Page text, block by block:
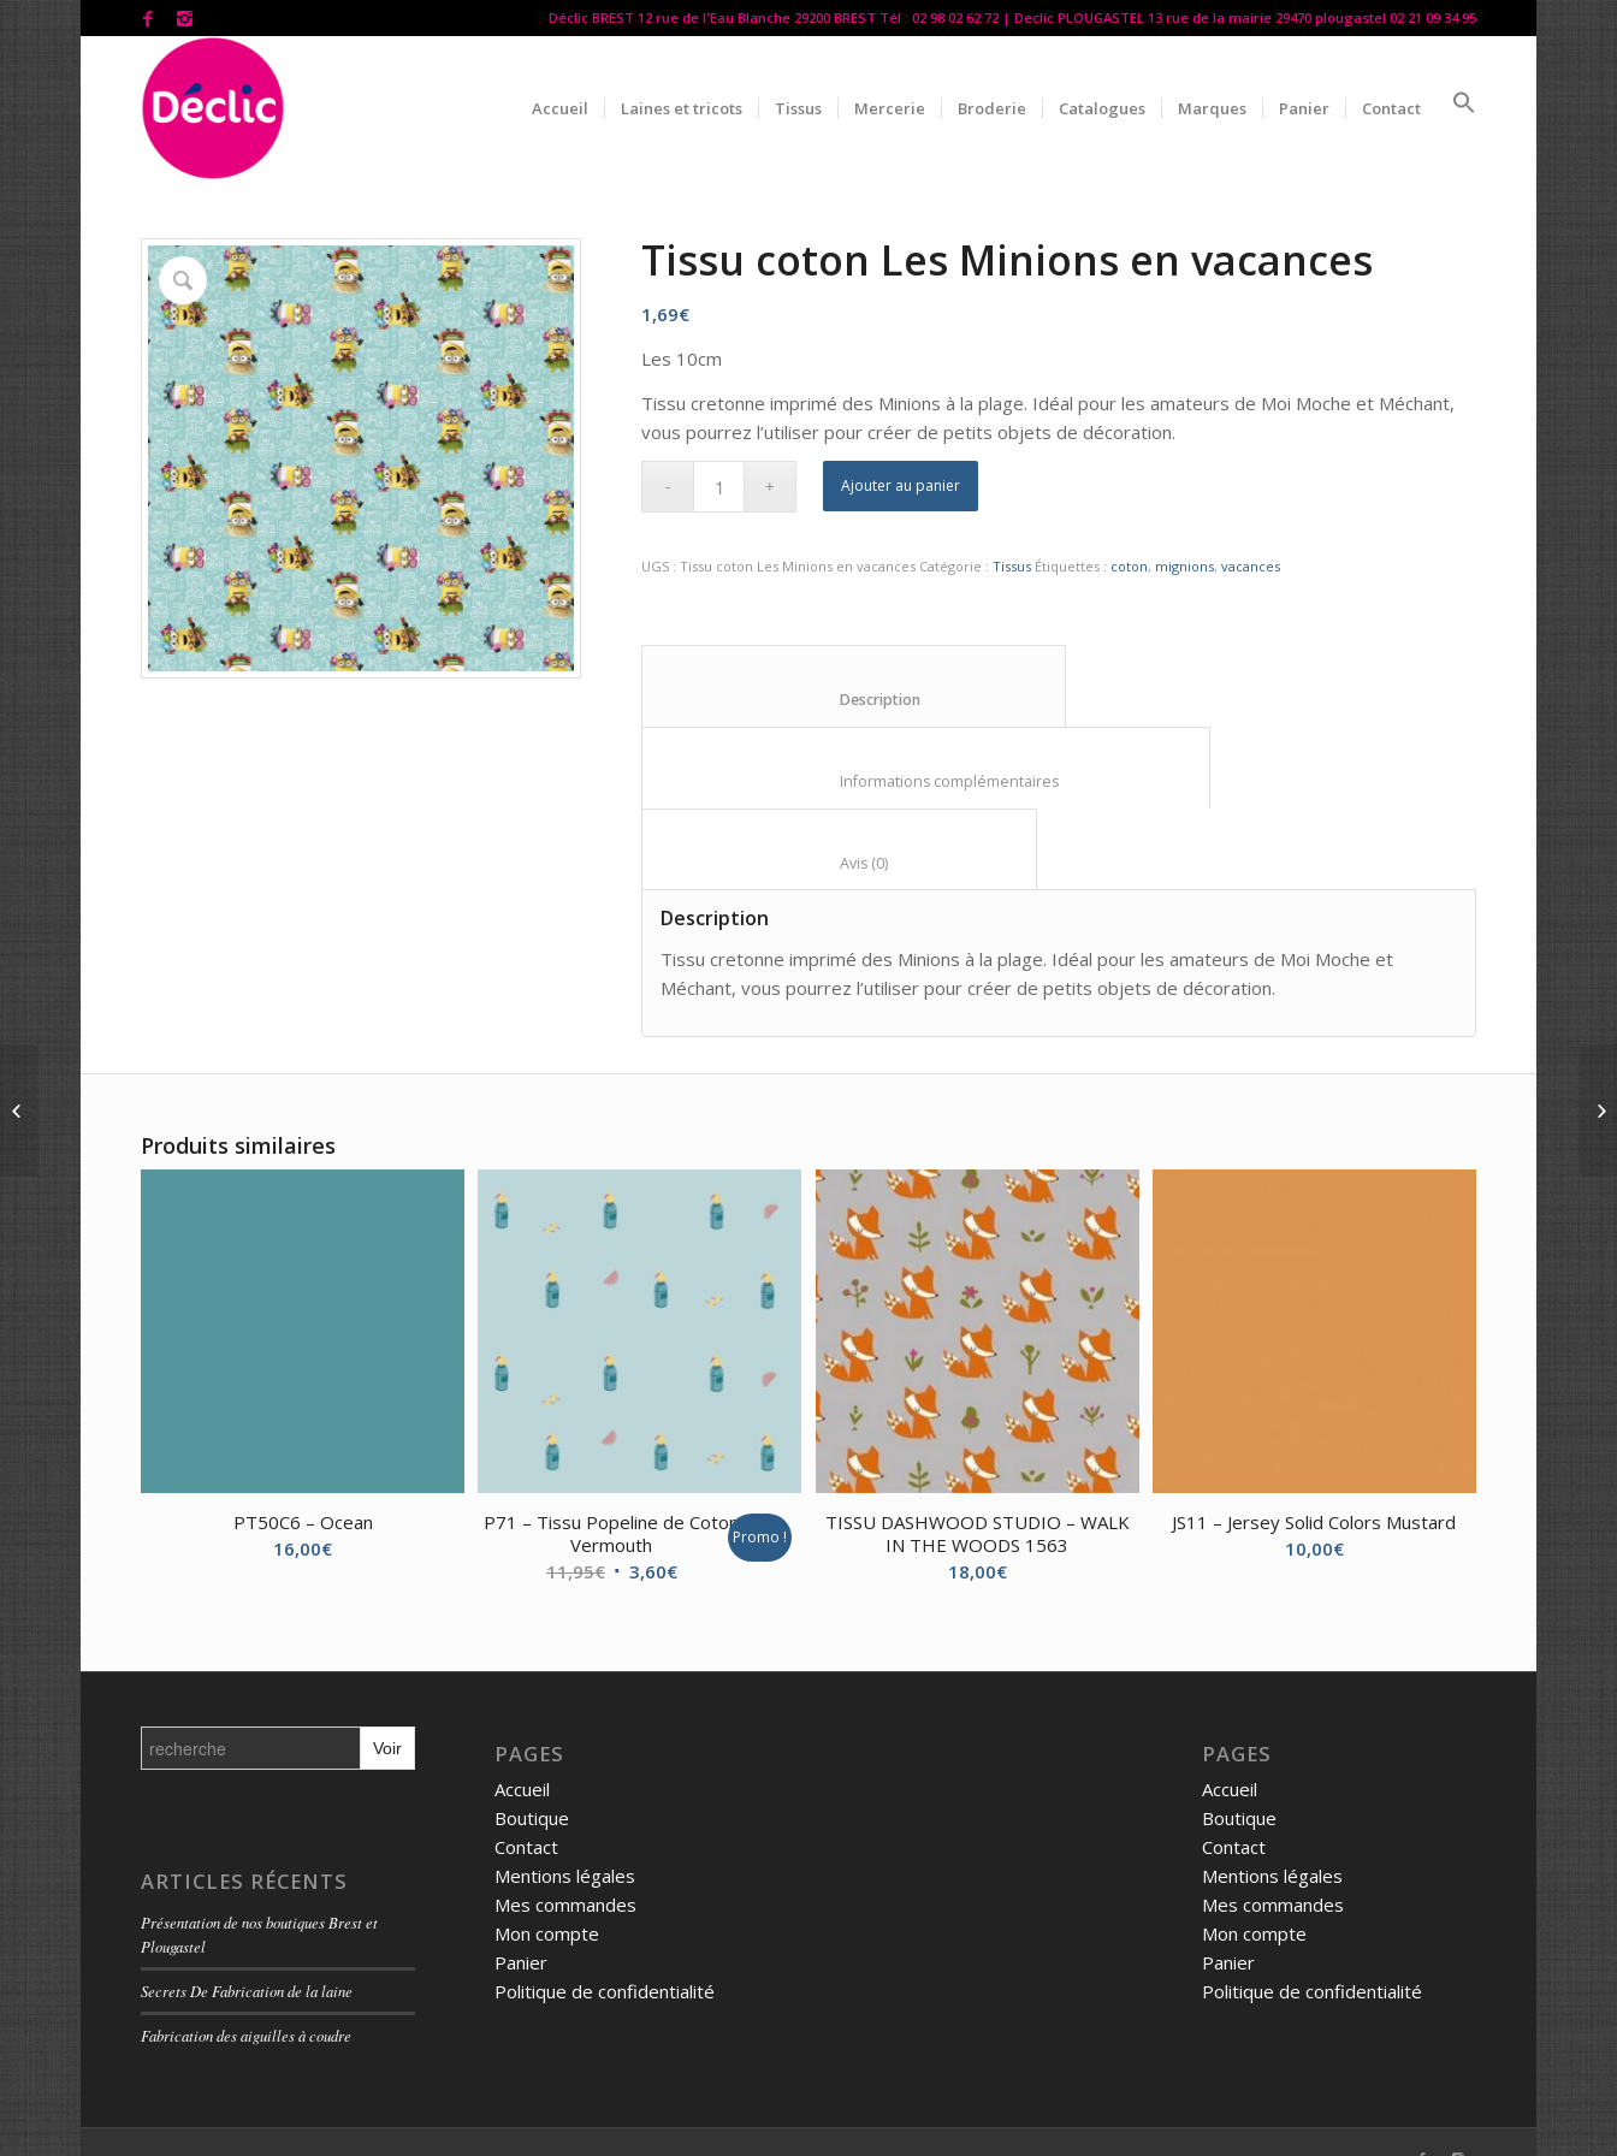
Déclic BREST 12 rue de l'Eau Blanche 29200 BREST Tél : 02 98 02 62 72 | Declic PLOUGASTEL 13 rue de la mairie 29470 plougastel 02 21 09 34 95
Accueil Laines et tricots Tissus Mercerie Broderie Catalogues Marques Panier Contact
Tissu coton Les Minions en vacances
1,69€
Les 10cm
Tissucretonne imprimé des Minions à la plage. Idéal pour les amateurs de Moi Moche et Méchant,
vous pourrez l’utiliser pour créer de petits objets de décoration.
Ajouter au panier
UGS :Tissu coton Les Minions en vacances Catégorie :Tissus Étiquettes : coton, mignions,vacances
Description
Tissucretonne imprimé des Minions à la plage. Idéal pour les amateurs de Moi Moche et
Méchant, vous pourrez l’utiliser pour créer de petits objets de décoration.
Produits similaires
PT50C6 – Ocean
16,00€
P71 – Tissu Popeline de Coton
Vermouth
11,95€ Le 3,60€Le
Promo !
TISSU DASHWOOD STUDIO – WALK
IN THE WOODS 1563
18,00€
JS11 – Jersey Solid Colors Mustard
10,00€
Search
for:
ARTICLES RÉCENTS
Présentation de nos boutiques Brest et
Plougastel
Secrets De Fabrication de la laine
Fabrication des aiguilles à coudre
PAGES
Accueil
Boutique
Contact
Mentions légales
Mes commandes
Mon compte
Panier
Politique de confidentialité
PAGES
Accueil
Boutique
Contact
Mentions légales
Mes commandes
Mon compte
Panier
Politique de confidentialité